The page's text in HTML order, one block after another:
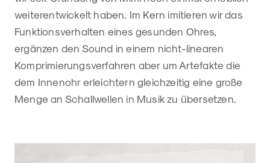
weiterentwickelt haben. Im Kern imitieren wir das
Funktionsverhalten eines gesunden Ohres,
ergänzen den Sound in einem nicht-linearen
Komprimierungsverfahren aber um Artefakte die
dem Innenohr erleichtern gleichzeitig eine große
Menge an Schallwellen in Musik zu übersetzen.